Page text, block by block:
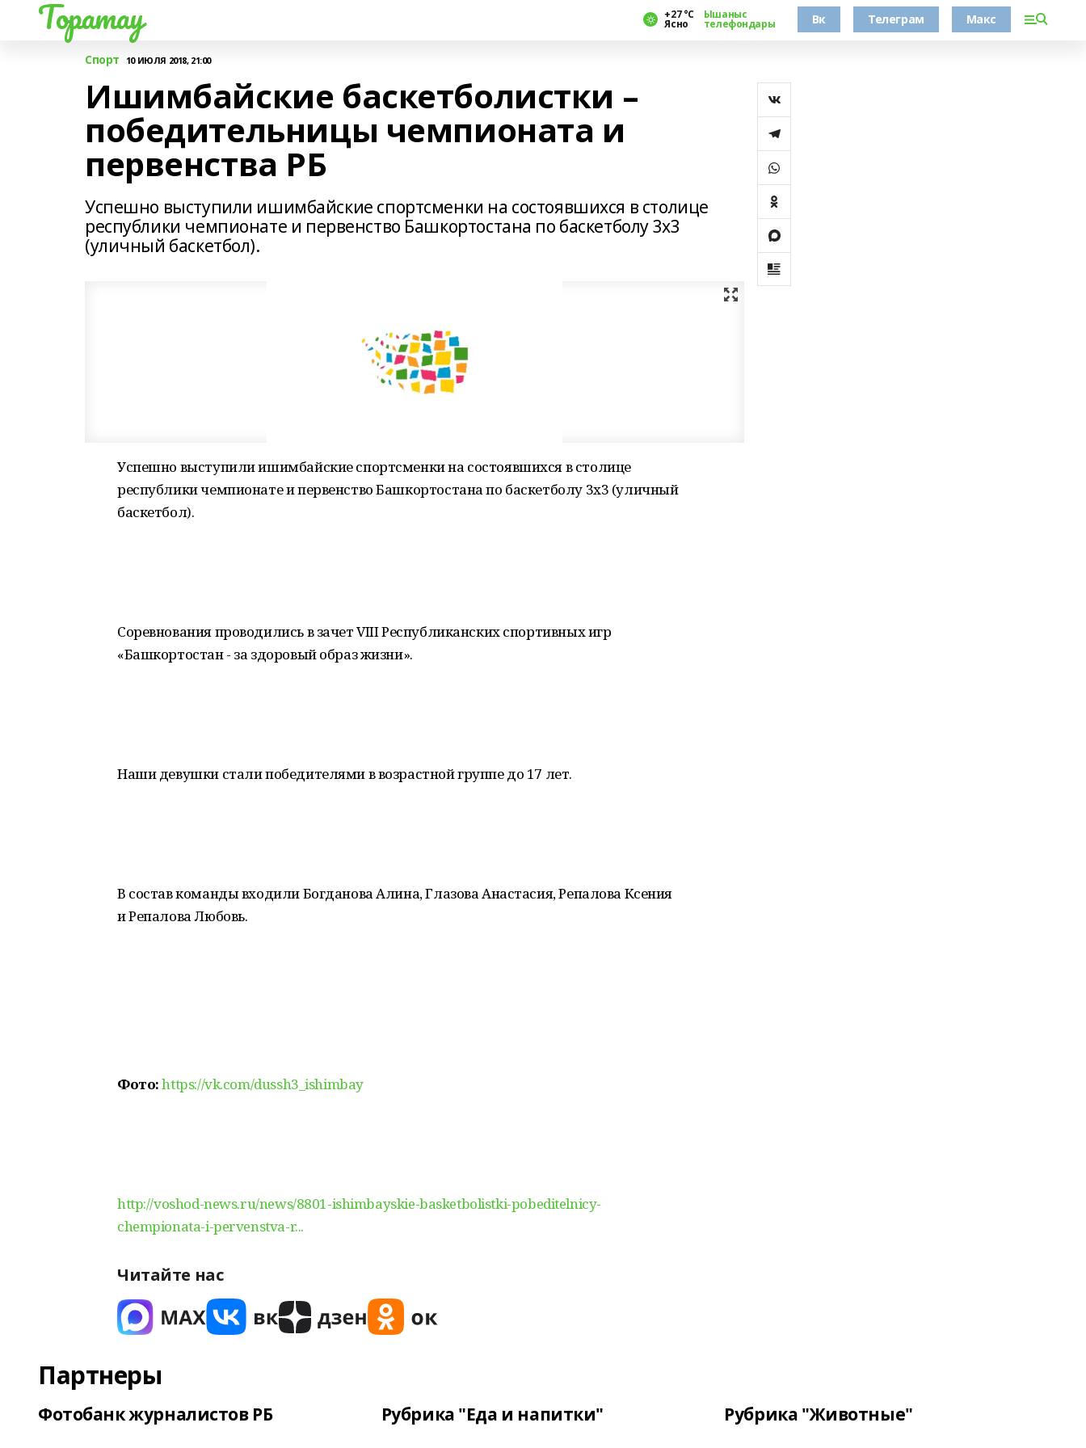
Торатау +27 °С
Ясно
Ышаныс
телефондары Вк Телеграм Макс
Спорт 10 ИЮЛЯ 2018, 21:00
Ишимбайские баскетболистки –
победительницы чемпионата и
первенства РБ
Успешно выступили ишимбайские спортсменки на состоявшихся в столице
республики чемпионате и первенство Башкортостана по баскетболу 3х3
(уличный баскетбол).
Успешно выступили ишимбайские спортсменки на состоявшихся в столице
республики чемпионате и первенство Башкортостана по баскетболу 3х3 (уличный
баскетбол).
Соревнования проводились в зачет VIII Республиканских спортивных игр
«Башкортостан - за здоровый образ жизни».
Наши девушки стали победителями в возрастной группе до 17 лет.
В состав команды входили Богданова Алина, Глазова Анастасия, Репалова Ксения
и Репалова Любовь.
Фото:https://vk.com/dussh3_ishimbay
http://voshod-news.ru/news/8801-ishimbayskie-basketbolistki-pobeditelnicy-
chempionata-i-pervenstva-r...
Читайте нас
Партнеры
Фотобанк журналистов РБ Рубрика "Еда и напитки" Рубрика "Животные"